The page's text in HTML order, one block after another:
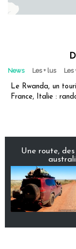
News Les + lus Les
Le Rwanda, un
France, Italie :
Une route,